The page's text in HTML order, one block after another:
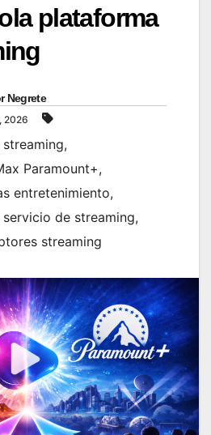
plataforma
Negrete
2026
,
Paramount+,
entretenimiento,
de streaming,
streaming